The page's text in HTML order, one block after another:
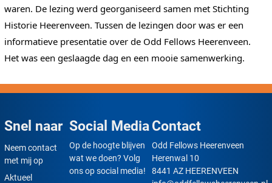
waren. De lezing werd georganiseerd samen met Stichting
Historie Heerenveen. Tussen de lezingen door was er een
informatieve presentatie over de Odd Fellows Heerenveen.
Het was een geslaagde dag en een mooie samenwerking.
Snel naar
Neem contact
met mij op
Aktueel
Social Media
Op de hoogte blijven
wat we doen? Volg
ons op social media!
Contact
Odd Fellows Heerenveen
Herenwal 10
8441 AZ HEERENVEEN